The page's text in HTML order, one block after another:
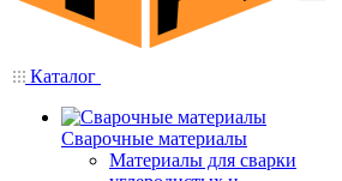
Каталог
Сварочные материалы
Материалы для сварки